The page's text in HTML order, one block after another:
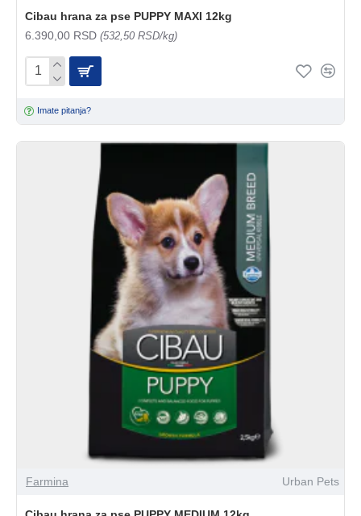
Cibau hrana za pse PUPPY MAXI 12kg
6.390,00 RSD (532,50 RSD/kg)
Imate pitanja?
Farmina Urban Pets